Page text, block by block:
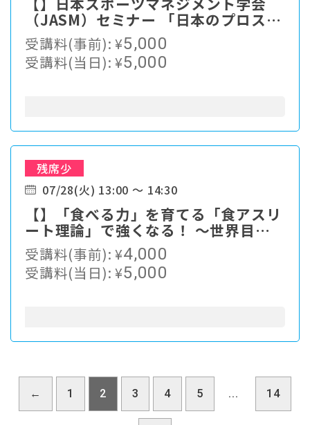
（JASM）セミナー 「日本のプロスポ
ーツに求められるクラブ・チームの戦
略的経営」
受講料(事前):¥5,000
受講料(当日):¥5,000
残席少
07/28(火) 13:00 ～ 14:30
【】「食べる力」を育てる「食アスリ
ート理論」で強くなる！ ～世界目
前！日本チャンピオンが実践する食ト
レーニング～
受講料(事前):¥4,000
受講料(当日):¥5,000
← 1 2 3 4 5 ... 14